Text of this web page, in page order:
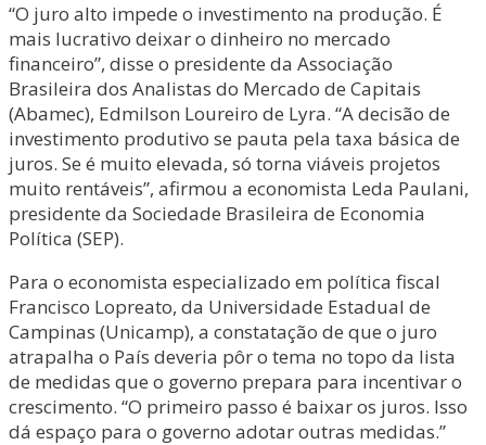
“O juro alto impede o investimento na produção. É
mais lucrativo deixar o dinheiro no mercado
financeiro”, disse o presidente da Associação
Brasileira dos Analistas do Mercado de Capitais
(Abamec), Edmilson Loureiro de Lyra. “A decisão de
investimento produtivo se pauta pela taxa básica de
juros. Se é muito elevada, só torna viáveis projetos
muito rentáveis”, afirmou a economista Leda Paulani,
presidente da Sociedade Brasileira de Economia
Política (SEP).
Para o economista especializado em política fiscal
Francisco Lopreato, da Universidade Estadual de
Campinas (Unicamp), a constatação de que o juro
atrapalha o País deveria pôr o tema no topo da lista
de medidas que o governo prepara para incentivar o
crescimento. “O primeiro passo é baixar os juros. Isso
dá espaço para o governo adotar outras medidas.”